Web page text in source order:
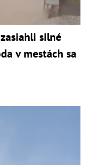
silné
v mestách sa